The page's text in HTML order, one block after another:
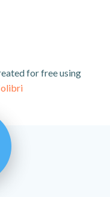
for free using